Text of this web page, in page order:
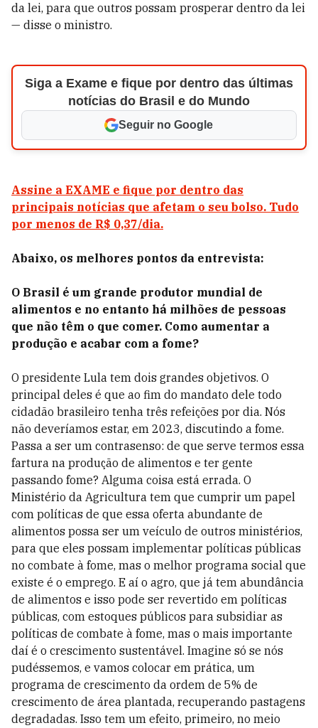
da lei, para que outros possam prosperar dentro da lei
— disse o ministro.
Siga a Exame e fique por dentro das últimas
notícias do Brasil e do Mundo
Seguir no Google
Assine a EXAME e fique por dentro das
principais notícias que afetam o seu bolso. Tudo
por menos de R$ 0,37/dia.
Abaixo, os melhores pontos da entrevista:
O Brasil é um grande produtor mundial de
alimentos e no entanto há milhões de pessoas
que não têm o que comer. Como aumentar a
produção e acabar com a fome?
O presidente Lula tem dois grandes objetivos. O
principal deles é que ao fim do mandato dele todo
cidadão brasileiro tenha três refeições por dia. Nós
não deveríamos estar, em 2023, discutindo a fome.
Passa a ser um contrasenso: de que serve termos essa
fartura na produção de alimentos e ter gente
passando fome? Alguma coisa está errada. O
Ministério da Agricultura tem que cumprir um papel
com políticas de que essa oferta abundante de
alimentos possa ser um veículo de outros ministérios,
para que eles possam implementar políticas públicas
no combate à fome, mas o melhor programa social que
existe é o emprego. E aí o agro, que já tem abundância
de alimentos e isso pode ser revertido em políticas
públicas, com estoques públicos para subsidiar as
políticas de combate à fome, mas o mais importante
daí é o crescimento sustentável. Imagine só se nós
pudéssemos, e vamos colocar em prática, um
programa de crescimento da ordem de 5% de
crescimento de área plantada, recuperando pastagens
degradadas. Isso tem um efeito, primeiro, no meio